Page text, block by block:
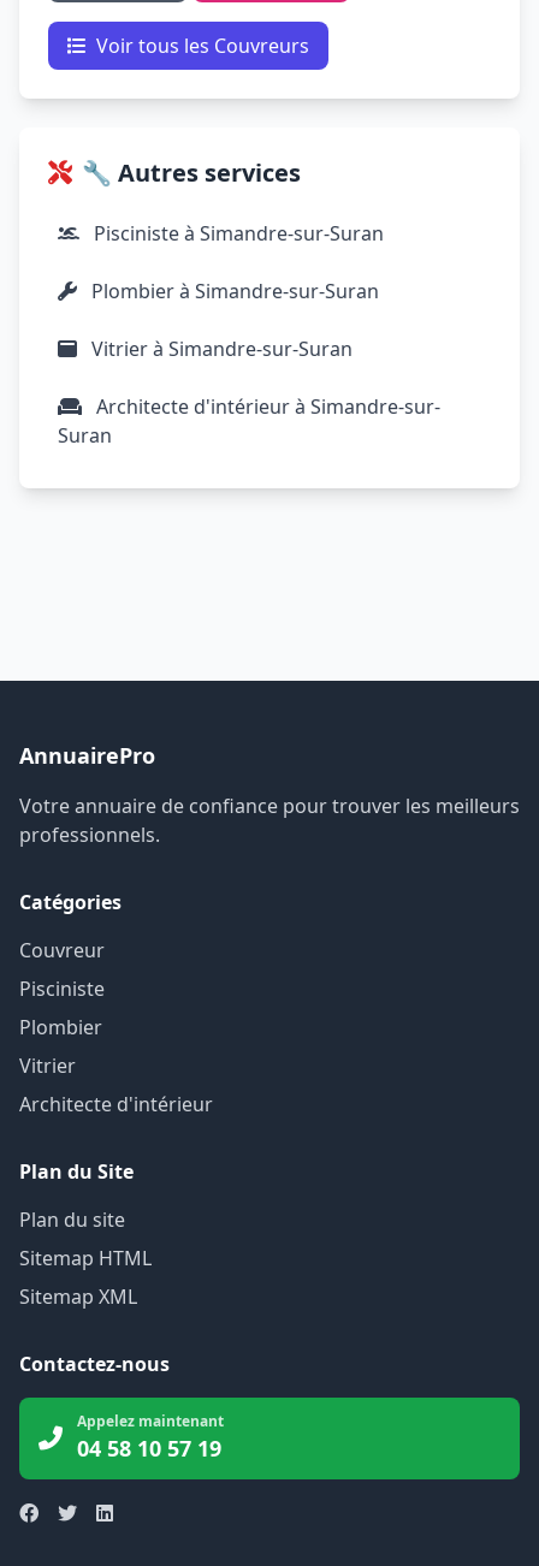
Voir tous les Couvreurs
🔧 Autres services
Pisciniste à Simandre-sur-Suran
Plombier à Simandre-sur-Suran
Vitrier à Simandre-sur-Suran
Architecte d'intérieur à Simandre-sur-
Suran
AnnuairePro
Votre annuaire de confiance pour trouver les meilleurs
professionnels.
Catégories
Couvreur
Pisciniste
Plombier
Vitrier
Architecte d'intérieur
Plan du Site
Plan du site
Sitemap HTML
Sitemap XML
Contactez-nous
Appelez maintenant
04 58 10 57 19